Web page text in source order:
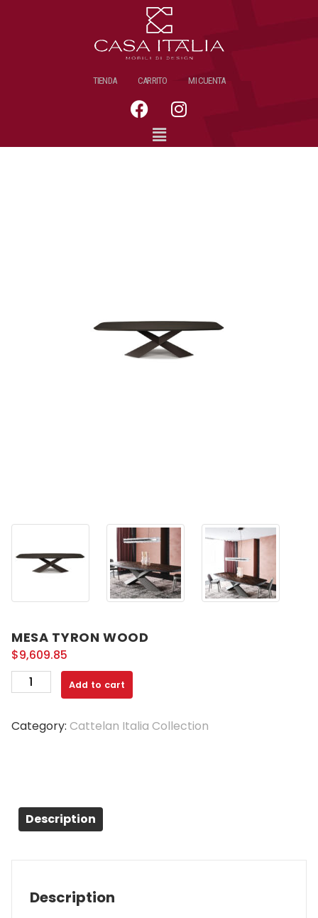
TIENDA CARRITO MI CUENTA
MESA TYRON WOOD
$9,609.85
Add to cart
Category: Cattelan Italia Collection
Description
Description